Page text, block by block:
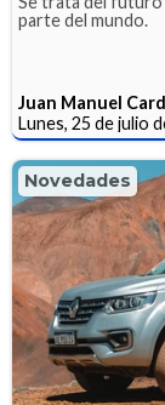
parte del mundo.
Juan Manuel
Lunes, 25 de julio
Novedades